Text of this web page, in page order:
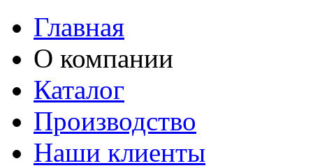
Главная
О компании
Каталог
Производство
Наши клиенты